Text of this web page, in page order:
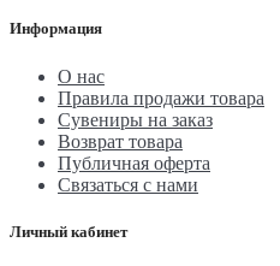
Информация
О нас
Правила продажи товара
Сувениры на заказ
Возврат товара
Публичная оферта
Связаться с нами
Личный кабинет